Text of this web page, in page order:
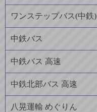
ワンステップバス(中鉄)
中鉄バス
中鉄バス 高速
中鉄北部バス 高速
八晃運輸 めぐりん